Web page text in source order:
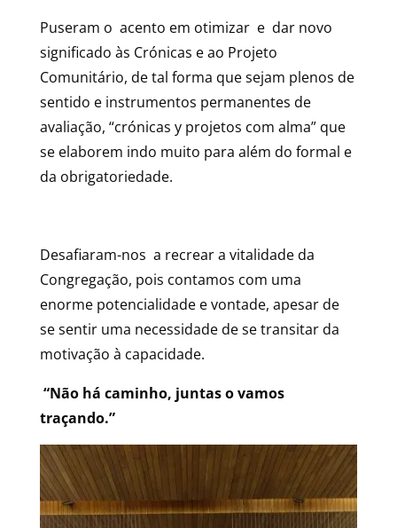
Puseram o acento em otimizar e dar novo
significado às Crónicas e ao Projeto
Comunitário, de tal forma que sejam plenos de
sentido e instrumentos permanentes de
avaliação, “crónicas y projetos com alma” que
se elaborem indo muito para além do formal e
da obrigatoriedade.
Desafiaram-nos a recrear a vitalidade da
Congregação, pois contamos com uma
enorme potencialidade e vontade, apesar de
se sentir uma necessidade de se transitar da
motivação à capacidade.
“Não há caminho, juntas o vamos
traçando.”